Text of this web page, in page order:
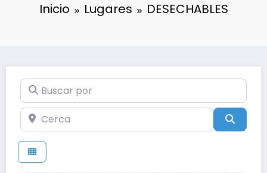
Inicio Lugares DESECHABLES
Buscar por
Cerca